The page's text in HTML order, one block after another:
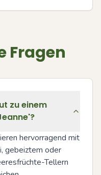
Fragen
zu einem
hervorragend mit
gebeiztem oder
Tellern